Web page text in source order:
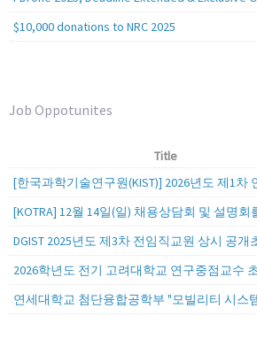
$10,000 donations to NRC 2025
Job Oppotunites
Title
[KOTRA] 12월 14일(일) 채용상담회 및 설명회
DGIST 2025년도 제3차 전임직교원 상시 공개
2026학년도 전기 고려대학교 연구중점교수